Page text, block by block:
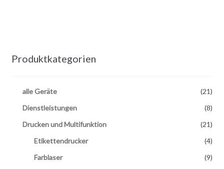
Produktkategorien
alle Geräte
(21)
Dienstleistungen
(8)
Drucken und Multifunktion
(21)
Etikettendrucker
(4)
Farblaser
(9)